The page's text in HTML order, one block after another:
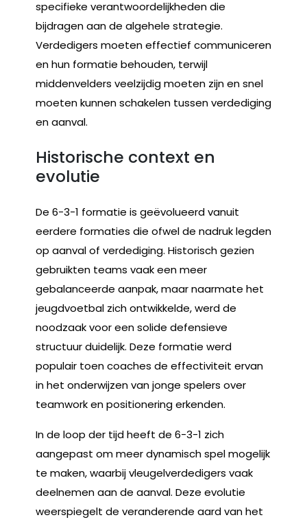
specifieke verantwoordelijkheden die
bijdragen aan de algehele strategie.
Verdedigers moeten effectief communiceren
en hun formatie behouden, terwijl
middenvelders veelzijdig moeten zijn en snel
moeten kunnen schakelen tussen verdediging
en aanval.
Historische context en
evolutie
De 6-3-1 formatie is geëvolueerd vanuit
eerdere formaties die ofwel de nadruk legden
op aanval of verdediging. Historisch gezien
gebruikten teams vaak een meer
gebalanceerde aanpak, maar naarmate het
jeugdvoetbal zich ontwikkelde, werd de
noodzaak voor een solide defensieve
structuur duidelijk. Deze formatie werd
populair toen coaches de effectiviteit ervan
in het onderwijzen van jonge spelers over
teamwork en positionering erkenden.
In de loop der tijd heeft de 6-3-1 zich
aangepast om meer dynamisch spel mogelijk
te maken, waarbij vleugelverdedigers vaak
deelnemen aan de aanval. Deze evolutie
weerspiegelt de veranderende aard van het